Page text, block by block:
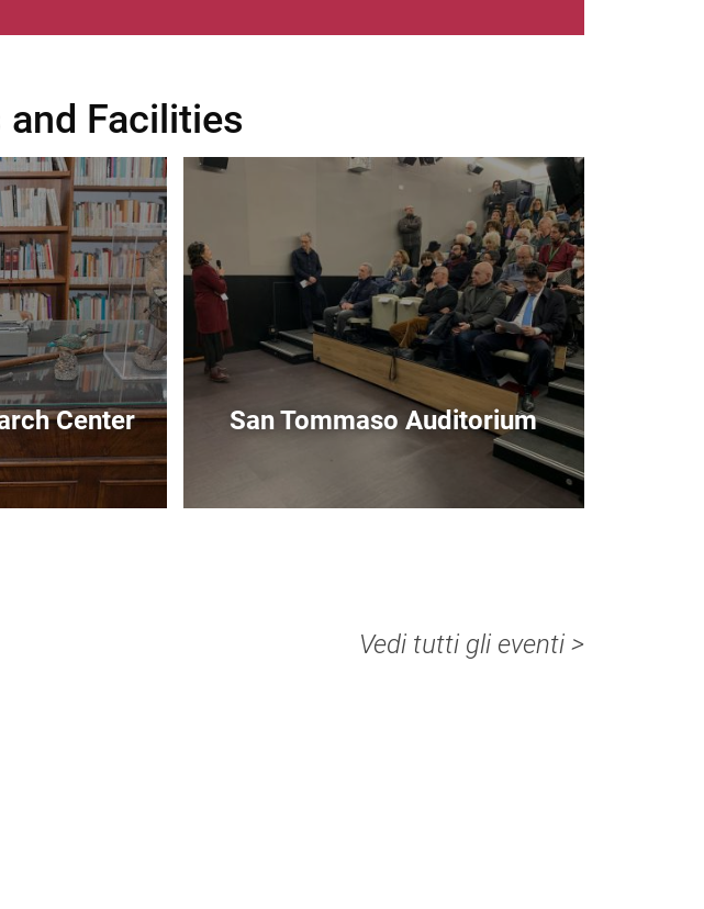
and Facilities
Center
Image
San Tommaso Auditorium
Vedi tutti gli eventi >